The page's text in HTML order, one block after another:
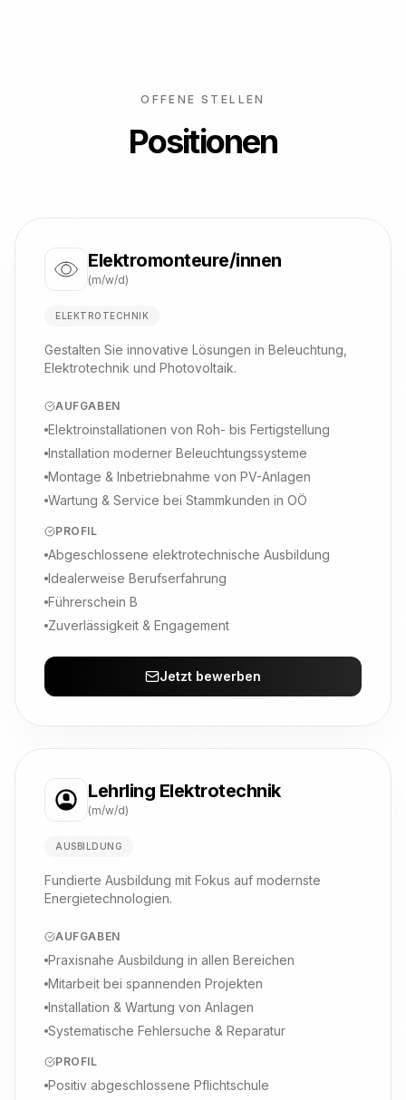
OFFENE STELLEN
Positionen
Elektromonteure/innen
(m/w/d)
ELEKTROTECHNIK
Gestalten Sie innovative Lösungen in Beleuchtung,
Elektrotechnik und Photovoltaik.
AUFGABEN
Elektroinstallationen von Roh- bis Fertigstellung
Installation moderner Beleuchtungssysteme
Montage & Inbetriebnahme von PV-Anlagen
Wartung & Service bei Stammkunden in OÖ
PROFIL
Abgeschlossene elektrotechnische Ausbildung
Idealerweise Berufserfahrung
Führerschein B
Zuverlässigkeit & Engagement
Jetzt bewerben
Lehrling Elektrotechnik
(m/w/d)
AUSBILDUNG
Fundierte Ausbildung mit Fokus auf modernste
Energietechnologien.
AUFGABEN
Praxisnahe Ausbildung in allen Bereichen
Mitarbeit bei spannenden Projekten
Installation & Wartung von Anlagen
Systematische Fehlersuche & Reparatur
PROFIL
Positiv abgeschlossene Pflichtschule